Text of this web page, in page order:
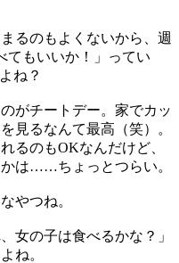
るのもよくないから、週
てもいいか！」ってい
ね？
がチートデー。家でカッ
見るなんて最高（笑）。
るのもOKなんだけど、
は……ちょっとつらい。
やつね。
女の子は食べるかな？」
ね。